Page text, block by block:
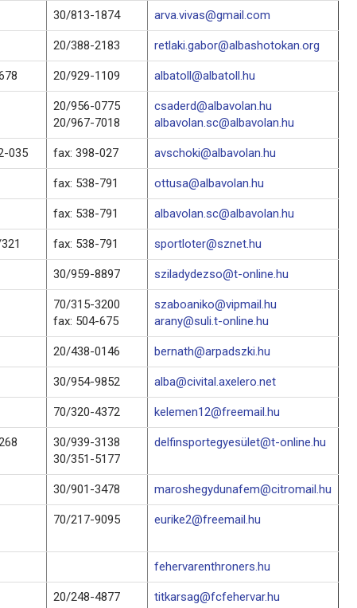
30/813-1874 arva.vivas@gmail.com
20/388-2183 retlaki.gabor@albashotokan.org
20/929-1109 albatoll@albatoll.hu
20/956-0775
20/967-7018
csaderd@albavolan.hu
albavolan.sc@albavolan.hu
035 fax: 398-027 avschoki@albavolan.hu
fax: 538-791 ottusa@albavolan.hu
fax: 538-791 albavolan.sc@albavolan.hu
fax: 538-791 sportloter@sznet.hu
30/959-8897 sziladydezso@t-online.hu
70/315-3200
fax: 504-675
szaboaniko@vipmail.hu
arany@suli.t-online.hu
20/438-0146 bernath@arpadszki.hu
30/954-9852 alba@civital.axelero.net
70/320-4372 kelemen12@freemail.hu
30/939-3138
30/351-5177
delfinsportegyesület@t-online.hu
30/901-3478 maroshegydunafem@citromail.hu
70/217-9095 eurike2@freemail.hu
fehervarenthroners.hu
20/248-4877 titkarsag@fcfehervar.hu